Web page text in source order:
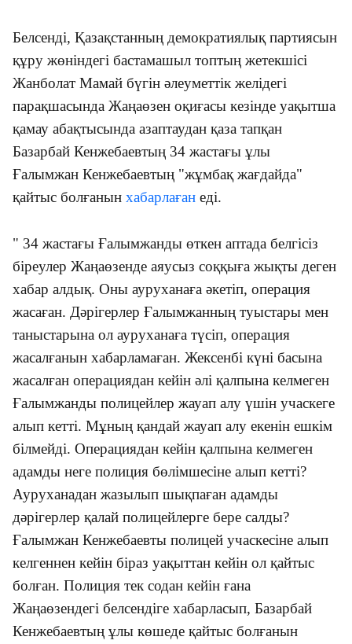
Белсенді, Қазақстанның демократиялық партиясын
құру жөніндегі бастамашыл топтың жетекшісі
Жанболат Мамай бүгін әлеуметтік желідегі
парақшасында Жаңаөзен оқиғасы кезінде уақытша
қамау абақтысында азаптаудан қаза тапқан
Базарбай Кенжебаевтың 34 жастағы ұлы
Ғалымжан Кенжебаевтың "жұмбақ жағдайда"
қайтыс болғанын хабарлаған еді.
" 34 жастағы Ғалымжанды өткен аптада белгісіз
біреулер Жаңаөзенде аяусыз соққыға жықты деген
хабар алдық. Оны ауруханаға әкетіп, операция
жасаған. Дәрігерлер Ғалымжанның туыстары мен
таныстарына ол ауруханаға түсіп, операция
жасалғанын хабарламаған. Жексенбі күні басына
жасалған операциядан кейін әлі қалпына келмеген
Ғалымжанды полицейлер жауап алу үшін учаскеге
алып кетті. Мұның қандай жауап алу екенін ешкім
білмейді. Операциядан кейін қалпына келмеген
адамды неге полиция бөлімшесіне алып кетті?
Ауруханадан жазылып шықпаған адамды
дәрігерлер қалай полицейлерге бере салды?
Ғалымжан Кенжебаевты полицей учаскесіне алып
келгеннен кейін біраз уақыттан кейін ол қайтыс
болған. Полиция тек содан кейін ғана
Жаңаөзендегі белсендіге хабарласып, Базарбай
Кенжебаевтың ұлы көшеде қайтыс болғанын